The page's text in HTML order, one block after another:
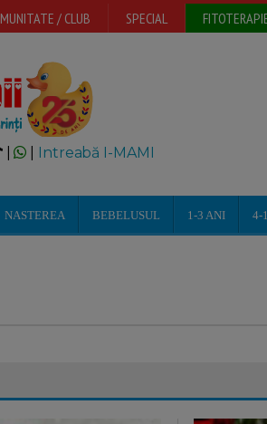
/ CLUB SPECIAL
| Intreabă I-MAMI
NASTEREA BEBELUSUL 1-3 ANI 4-